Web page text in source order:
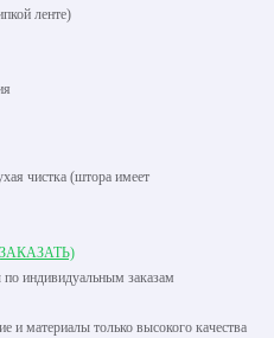
ленте)
чистка (штора имеет
индивидуальным заказам
и материалы только высокого качества